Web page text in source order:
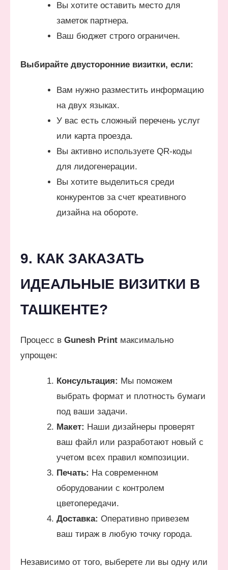
Вы хотите оставить место для
заметок партнера.
Ваш бюджет строго ограничен.
Выбирайте двусторонние визитки, если:
Вам нужно разместить информацию
на двух языках.
У вас есть сложный перечень услуг
или карта проезда.
Вы активно используете QR-коды
для лидогенерации.
Вы хотите выделиться среди
конкурентов за счет креативного
дизайна на обороте.
9. КАК ЗАКАЗАТЬ
ИДЕАЛЬНЫЕ ВИЗИТКИ В
ТАШКЕНТЕ?
Процесс в Gunesh Print максимально
упрощен:
Консультация: Мы поможем
выбрать формат и плотность бумаги
под ваши задачи.
Макет: Наши дизайнеры проверят
ваш файл или разработают новый с
учетом всех правил композиции.
Печать: На современном
оборудовании с контролем
цветопередачи.
Доставка: Оперативно привезем
ваш тираж в любую точку города.
Независимо от того, выберете ли вы одну или